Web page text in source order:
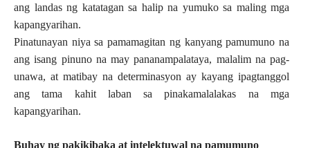
ang landas ng katatagan sa halip na yumuko sa maling mga
kapangyarihan.
Pinatunayan niya sa pamamagitan ng kanyang pamumuno na
ang isang pinuno na may pananampalataya, malalim na pag-
unawa, at matibay na determinasyon ay kayang ipagtanggol
ang tama kahit laban sa pinakamalalakas na mga
kapangyarihan.
Buhay ng pakikibaka at intelektuwal na pamumuno